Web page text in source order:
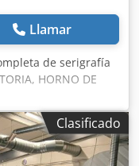
Llamar
de serigrafía
HORNO DE
DE AIRE y
la impresión textil
Las prensas
M&R ofrecen una
precio
Clasificado